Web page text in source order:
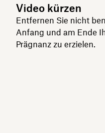
Video kürzen
Entfernen Sie nicht
Anfang und am Ende
Prägnanz zu erzielen.